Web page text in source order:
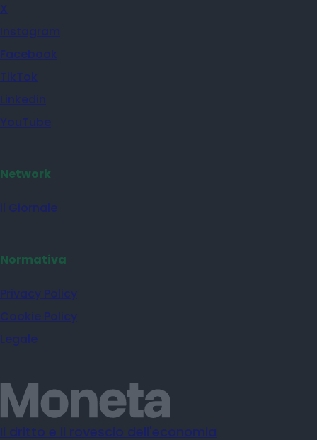
X
Instagram
Facebook
TikTok
Linkedin
YouTube
Network
il Giornale
Normativa
Privacy Policy
Cookie Policy
Legale
Il dritto e il rovescio dell'economia